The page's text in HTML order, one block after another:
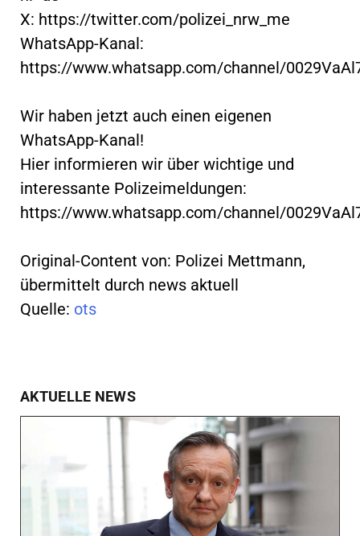
X: https://twitter.com/polizei_nrw_me
WhatsApp-Kanal:
https://www.whatsapp.com/channel/
Wir haben jetzt auch einen eigenen
WhatsApp-Kanal!
Hier informieren wir über wichtige und
interessante Polizeimeldungen:
https://www.whatsapp.com/channel/
Original-Content von: Polizei Mettmann,
übermittelt durch news aktuell
Quelle: ots
AKTUELLE NEWS